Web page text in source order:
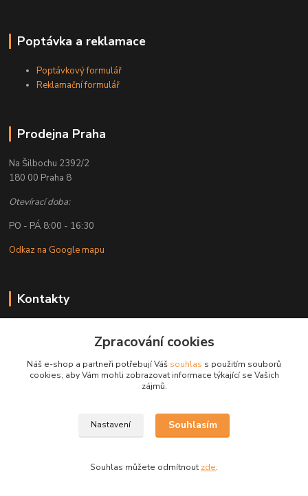
Poptávka a reklamace
Poptávkový formulář
Reklamační formulář
Prodejna Praha
Na Šilbochu 2392/2
180 00 Praha 8
Otevírací doba:
PO - PÁ 8:00 - 16:30
Odkaz na Google mapu
Kontakty
+ 420 608 777 028
obchod@golemreklama.cz
Zpracování cookies
Náš e-shop a partneři potřebují Váš souhlas s použitím souborů
cookies, aby Vám mohli zobrazovat informace týkající se Vašich
zájmů.
Nastavení Souhlasím
Souhlas můžete odmítnout zde.